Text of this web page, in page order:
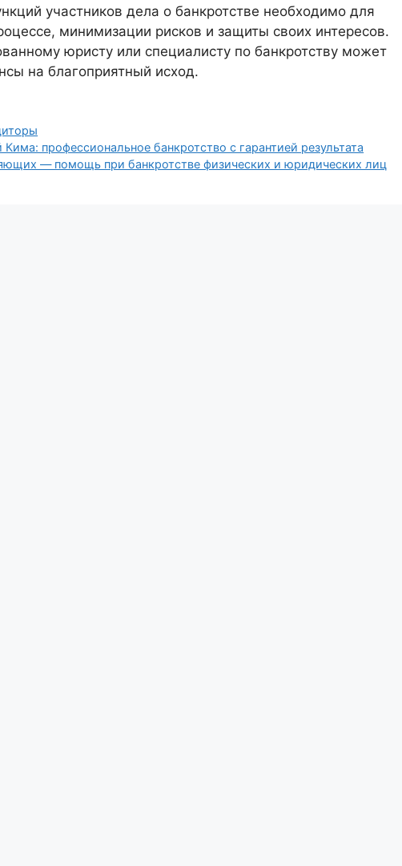
участников дела о банкротстве необходимо для
минимизации рисков и защиты своих интересов.
юристу или специалисту по банкротству может
на благоприятный исход.
профессиональное банкротство с гарантией результата
— помощь при банкротстве физических и юридических лиц